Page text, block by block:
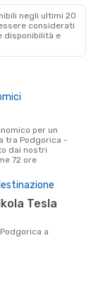
negli ultimi 20
considerati
disponibilità e
tra Podgorica -
dai nostri
72 ore